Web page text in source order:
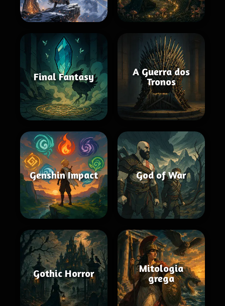
Final Fantasy
A Guerra dos
Tronos
Genshin Impact God of War
Gothic Horror
Mitologia
grega